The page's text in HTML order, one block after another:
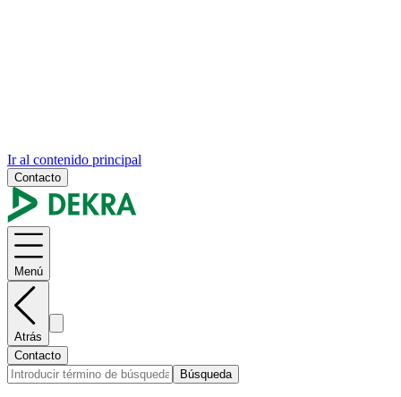
Ir al contenido principal
Contacto
Menú
Atrás
Contacto
Búsqueda